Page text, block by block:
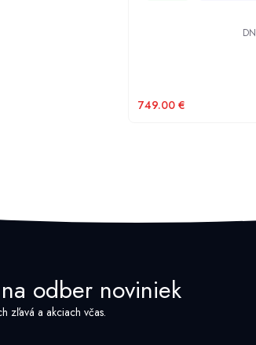
749.00 €
odber noviniek
zľavá a akciach včas.